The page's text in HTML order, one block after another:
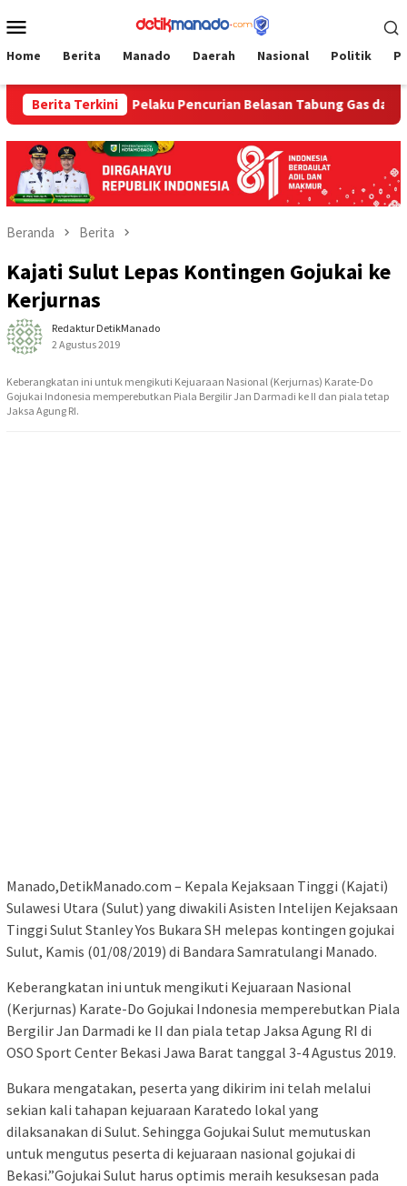
ke
Mobile
Home Berita Manado Daerah Nasional Politik
Berita Terkini
Timur Pelaku Pencurian Belasan Tabung Gas dan Kursi
Beranda Berita
Kajati Sulut Lepas Kontingen Gojukai ke
Kerjurnas
Redaktur DetikManado
2 Agustus 2019
Keberangkatan ini untuk mengikuti Kejuaraan Nasional (Kerjurnas) Karate-Do
Gojukai Indonesia memperebutkan Piala Bergilir Jan Darmadi ke II dan piala tetap
Jaksa Agung RI.
Manado,DetikManado.com – Kepala Kejaksaan Tinggi (Kajati)
Sulawesi Utara (Sulut) yang diwakili Asisten Intelijen Kejaksaan
Tinggi Sulut Stanley Yos Bukara SH melepas kontingen gojukai
Sulut, Kamis (01/08/2019) di Bandara Samratulangi Manado.
Keberangkatan ini untuk mengikuti Kejuaraan Nasional
(Kerjurnas) Karate-Do Gojukai Indonesia memperebutkan Piala
Bergilir Jan Darmadi ke II dan piala tetap Jaksa Agung RI di
OSO Sport Center Bekasi Jawa Barat tanggal 3-4 Agustus 2019.
Bukara mengatakan, peserta yang dikirim ini telah melalui
sekian kali tahapan kejuaraan Karatedo lokal yang
dilaksanakan di Sulut. Sehingga Gojukai Sulut memutuskan
untuk mengutus peserta di kejuaraan nasional gojukai di
Bekasi.”Gojukai Sulut harus optimis meraih kesuksesan pada